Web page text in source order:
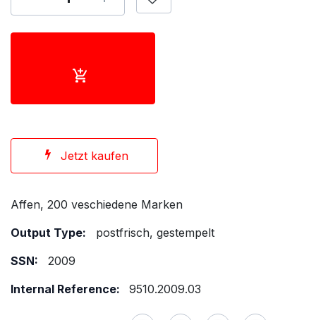
Jetzt kaufen
Affen, 200 veschiedene Marken
Output Type:
postfrisch, gestempelt
SSN:
2009
Internal Reference:
9510.2009.03